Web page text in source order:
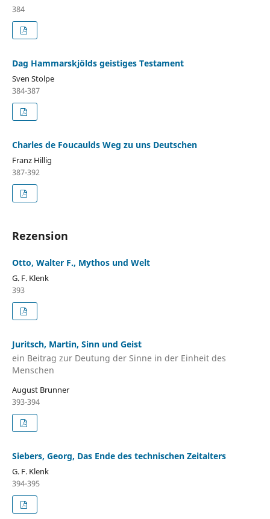
384
Dag Hammarskjölds geistiges Testament
Sven Stolpe
384-387
Charles de Foucaulds Weg zu uns Deutschen
Franz Hillig
387-392
Rezension
Otto, Walter F., Mythos und Welt
G. F. Klenk
393
Juritsch, Martin, Sinn und Geist
ein Beitrag zur Deutung der Sinne in der Einheit des
Menschen
August Brunner
393-394
Siebers, Georg, Das Ende des technischen Zeitalters
G. F. Klenk
394-395